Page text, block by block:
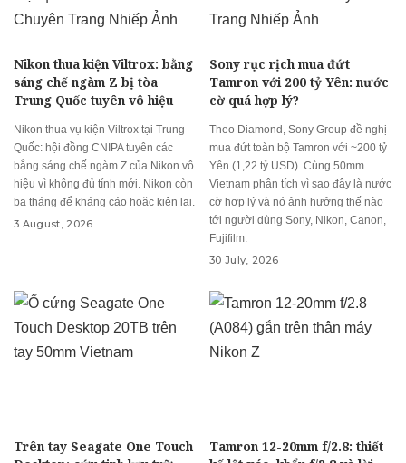
Nikon thua kiện Viltrox: bằng
sáng chế ngàm Z bị tòa
Trung Quốc tuyên vô hiệu
Nikon thua vụ kiện Viltrox tại Trung
Quốc: hội đồng CNIPA tuyên các
bằng sáng chế ngàm Z của Nikon vô
hiệu vì không đủ tính mới. Nikon còn
ba tháng để kháng cáo hoặc kiện lại.
3 August, 2026
Sony rục rịch mua đứt
Tamron với 200 tỷ Yên: nước
cờ quá hợp lý?
Theo Diamond, Sony Group đề nghị
mua đứt toàn bộ Tamron với ~200 tỷ
Yên (1,22 tỷ USD). Cùng 50mm
Vietnam phân tích vì sao đây là nước
cờ hợp lý và nó ảnh hưởng thế nào
tới người dùng Sony, Nikon, Canon,
Fujifilm.
30 July, 2026
Trên tay Seagate One Touch
Tamron 12-20mm f/2.8: thiết